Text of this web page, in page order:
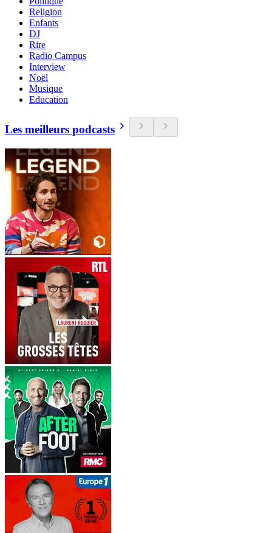
Religion
Enfants
DJ
Rire
Radio Campus
Interview
Noël
Musique
Education
Les meilleurs podcasts